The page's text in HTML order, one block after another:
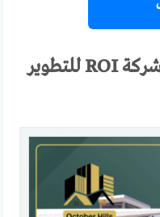
شركة ROI للتطوير